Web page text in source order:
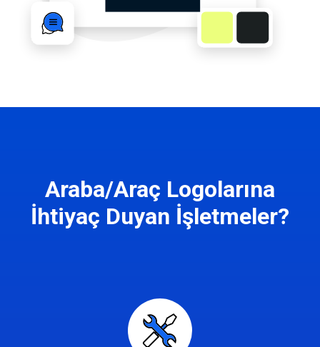
Araba/Araç Logolarına
İhtiyaç Duyan İşletmeler?